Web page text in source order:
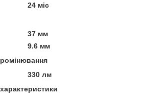
24 міс
37 мм
9.6 мм
330 лм